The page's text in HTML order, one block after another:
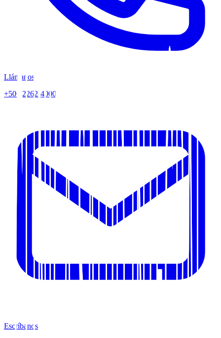
Llámanos
+506 2262-4000
Escríbanos